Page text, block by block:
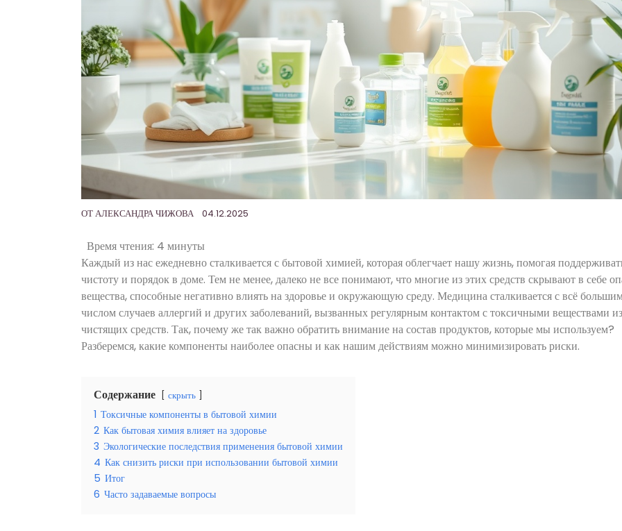
ОТАЛЕКСАНДРА ЧИЖОВА 04.12.2025
Время чтения: 4 минуты
Каждый из нас ежедневно сталкивается с бытовой химией, которая облегчает нашу жизнь, помогая
чистоту и порядок в доме. Тем не менее, далеко не все понимают, что многие из этих средств скрывают в себе
вещества, способные негативно влиять на здоровье и окружающую среду. Медицина сталкивается с всё
числом случаев аллергий и других заболеваний, вызванных регулярным контактом с токсичными веществами из
чистящих средств. Так, почему же так важно обратить внимание на состав продуктов, которые мы используем?
Разберемся, какие компоненты наиболее опасны и как нашим действиям можно минимизировать риски.
Содержание скрыть
1 Токсичные компоненты в бытовой химии
2 Как бытовая химия влияет на здоровье
3 Экологические последствия применения бытовой химии
4 Как снизить риски при использовании бытовой химии
5 Итог
6 Часто задаваемые вопросы